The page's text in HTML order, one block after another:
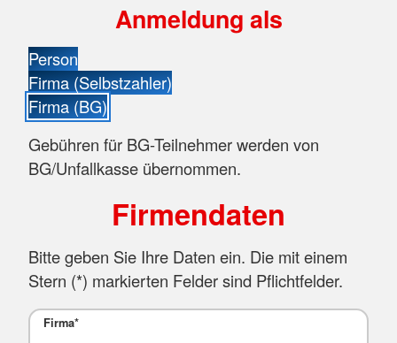
Anmeldung als
Person
Firma (Selbstzahler)
Firma (BG)
Gebühren für BG-Teilnehmer werden von
BG/Unfallkasse übernommen.
Firmendaten
Bitte geben Sie Ihre Daten ein. Die mit einem
Stern (*) markierten Felder sind Pflichtfelder.
Firma*